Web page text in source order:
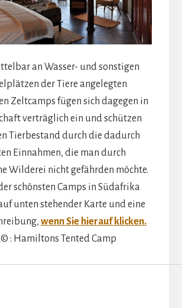
an Wasser- und sonstigen
der Tiere angelegten
Zeltcamps fügen sich dagegen in
verträglich ein und schützen
Tierbestand durch die dadurch
Einnahmen, die man durch
Wilderei nicht gefährden möchte.
schönsten Camps in Südafrika
unten stehender Karte und eine
wenn Sie hierauf klicken.
: Hamiltons Tented Camp